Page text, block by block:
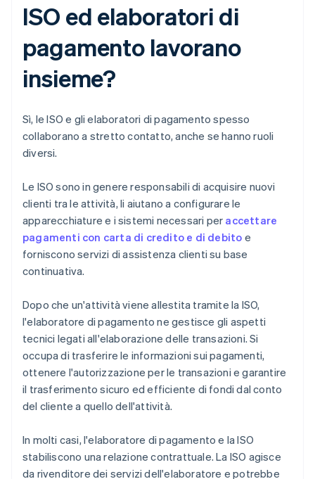
ISO ed elaboratori di
pagamento lavorano
insieme?
Sì, le ISO e gli elaboratori di pagamento spesso
collaborano a stretto contatto, anche se hanno ruoli
diversi.
Le ISO sono in genere responsabili di acquisire nuovi
clienti tra le attività, li aiutano a configurare le
apparecchiature e i sistemi necessari per accettare
pagamenti con carta di credito e di debito e
forniscono servizi di assistenza clienti su base
continuativa.
Dopo che un'attività viene allestita tramite la ISO,
l'elaboratore di pagamento ne gestisce gli aspetti
tecnici legati all'elaborazione delle transazioni. Si
occupa di trasferire le informazioni sui pagamenti,
ottenere l'autorizzazione per le transazioni e garantire
il trasferimento sicuro ed efficiente di fondi dal conto
del cliente a quello dell'attività.
In molti casi, l'elaboratore di pagamento e la ISO
stabiliscono una relazione contrattuale. La ISO agisce
da rivenditore dei servizi dell'elaboratore e potrebbe